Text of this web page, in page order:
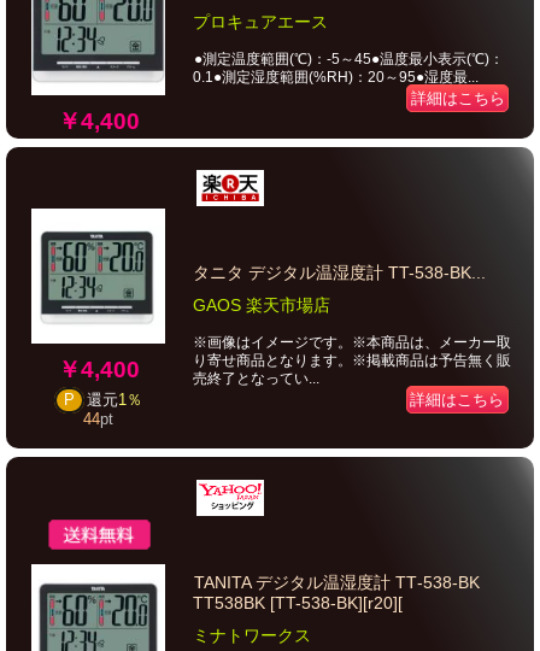
￥4,400
プロキュアエース
●測定温度範囲(℃)：-5～45●温度最小表示(℃)：
0.1●測定湿度範囲(%RH)：20～95●湿度最...
詳細はこちら
￥4,400
P 還元1％
44pt
タニタ デジタル温湿度計 TT-538-BK...
GAOS 楽天市場店
※画像はイメージです。※本商品は、メーカー取
り寄せ商品となります。※掲載商品は予告無く販
売終了となってい...
詳細はこちら
TANITA デジタル温湿度計 TT‐538‐BK
TT538BK [TT-538-BK][r20][
ミナトワークス